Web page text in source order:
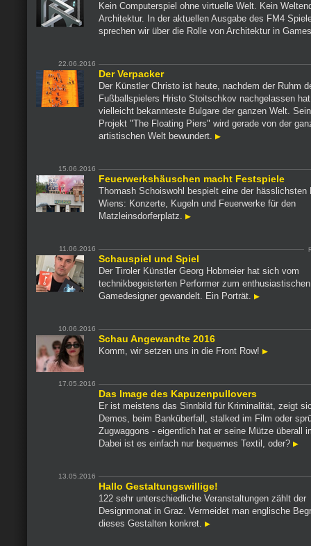
Kein Computerspiel ohne virtuelle Welt. Kein
Architektur. In der aktuellen Ausgabe des FM4
sprechen wir über die Rolle von Architektur in
22.06.2016
Der Verpacker
Der Künstler Christo ist heute, nachdem der Ruhm
Fußballspielers Hristo Stoitschkov nachgelassen
vielleicht bekannteste Bulgare der ganzen Welt.
Projekt "The Floating Piers" wird gerade von der
artistischen Welt bewundert.
15.06.2016
Feuerwerkshäuschen macht Festspiele
Thomash Schoiswohl bespielt eine der hässlichsten
Wiens: Konzerte, Kugeln und Feuerwerke für den
Matzleinsdorferplatz.
11.06.2016
Schauspiel und Spiel
Der Tiroler Künstler Georg Hobmeier hat sich vom
technikbegeisterten Performer zum enthusiastischen
Gamedesigner gewandelt. Ein Porträt.
10.06.2016
Schau Angewandte 2016
Komm, wir setzen uns in die Front Row!
17.05.2016
Das Image des Kapuzenpullovers
Er ist meistens das Sinnbild für Kriminalität, zeigt
Demos, beim Banküberfall, stalked im Film oder
Zugwaggons - eigentlich hat er seine Mütze überall
Dabei ist es einfach nur bequemes Textil, oder?
13.05.2016
Hallo Gestaltungswillige!
122 sehr unterschiedliche Veranstaltungen zählt der
Designmonat in Graz. Vermeidet man englische
dieses Gestalten konkret.